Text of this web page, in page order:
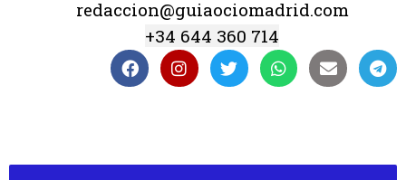
redaccion@guiaociomadrid.com
+34 644 360 714